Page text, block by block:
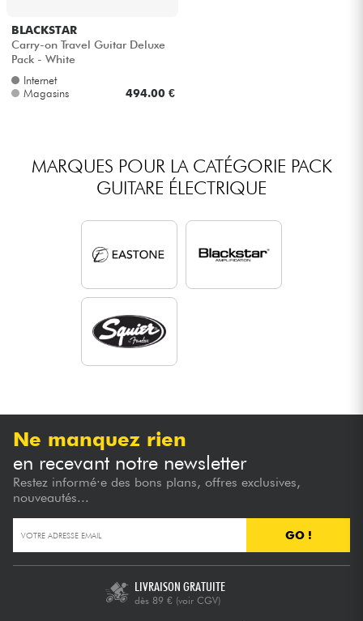
BLACKSTAR
Carry-on Travel Guitar Deluxe
Pack - White
Internet
Magasins
494.00 €
MARQUES POUR LA CATÉGORIE PACK
GUITARE ÉLECTRIQUE
Ne manquez rien
en recevant notre newsletter
Restez informé·e des bons plans, offres exclusives,
nouveautés...
GO !
LIVRAISON GRATUITE
dès 89 € (voir CGV)